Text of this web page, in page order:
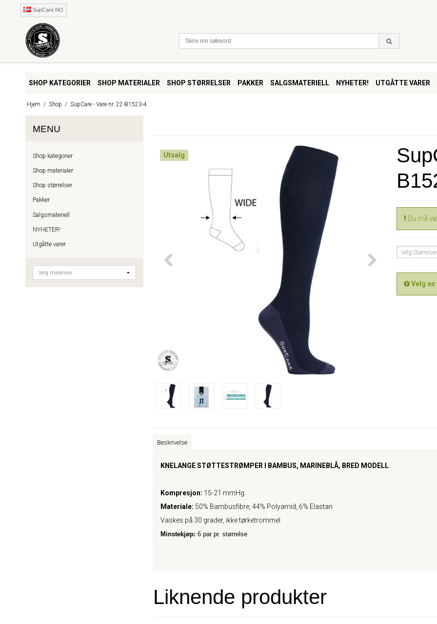
SupCare NO
SHOP KATEGORIER SHOP MATERIALER SHOP STØRRELSER PAKKER SALGSMATERIELL NYHETER! UTGÅTTE VARER
Hjem / Shop / SupCare - Vare nr. 22-B1523-4
MENU
Shop kategorier
Shop materialer
Shop størrelser
Pakker
Salgsmateriell
NYHETER!
Utgåtte varer
Utsalg
Du må
Velg Størrelser
Velg
Beskrivelse
KNELANGE STØTTESTRØMPER I BAMBUS, MARINEBLÅ, BRED MODELL
Kompresjon: 15-21 mmHg
Materiale: 50% Bambusfibre, 44% Polyamid, 6% Elastan
Vaskes på 30 grader, ikke tørketrommel
Minstekjøp: 6 par pr. størrelse
Liknende produkter